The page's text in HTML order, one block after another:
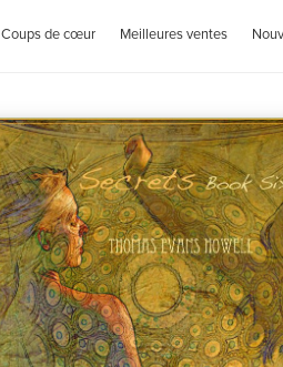
Coups de cœur Meilleures ventes